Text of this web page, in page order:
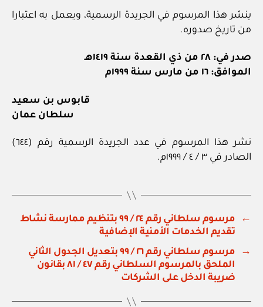
ينشر هذا المرسوم في الجريدة الرسمية، ويعمل به اعتبارا
من تاريخ صدوره.
صدر في: ٢٨ من ذي القعدة سنة ١٤١٩هـ
الموافق: ١٦ من مارس سنة ١٩٩٩م
قابوس بن سعيد
سلطان عمان
نشر هذا المرسوم في عدد الجريدة الرسمية رقم (٦٤٤)
الصادر في ٣ / ٤ / ١٩٩٩م.
←
مرسوم سلطاني رقم ٢٤ / ٩٩ بتنظيم ممارسة نشاط
تقديم الخدمات الأمنية الإضافية
→
مرسوم سلطاني رقم ٢٦ / ٩٩ بتعديل الجدول الثاني
الملحق بالمرسوم السلطاني رقم ٤٧ / ٨١ بقانون
ضريبة الدخل على الشركات